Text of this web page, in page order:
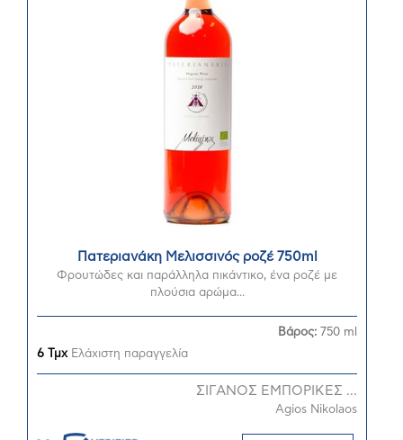
Πατεριανάκη Μελισσινός ροζέ 750ml
Φρουτώδες και παράλληλα πικάντικο, ένα ροζέ με
πλούσια αρώμα...
6 ΤμχΕλάχιστη παραγγελία
Βάρος: 750 ml
ΣΙΓΑΝΟΣ ΕΜΠΟΡΙΚΕΣ ...
Agios Nikolaos